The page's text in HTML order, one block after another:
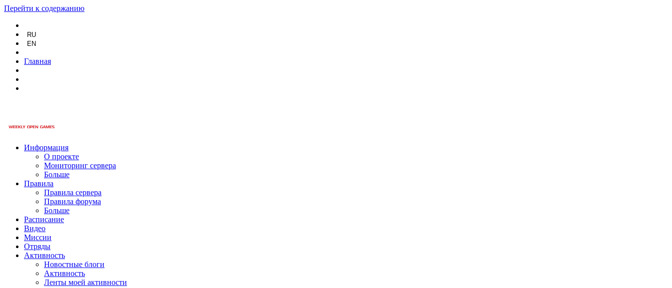
Перейти к содержанию
RU
EN
Главная
Информация
О проекте
Мониторинг сервера
Больше
Правила
Правила сервера
Правила форума
Больше
Расписание
Видео
Миссии
Отряды
Активность
Новостные блоги
Активность
Ленты моей активности